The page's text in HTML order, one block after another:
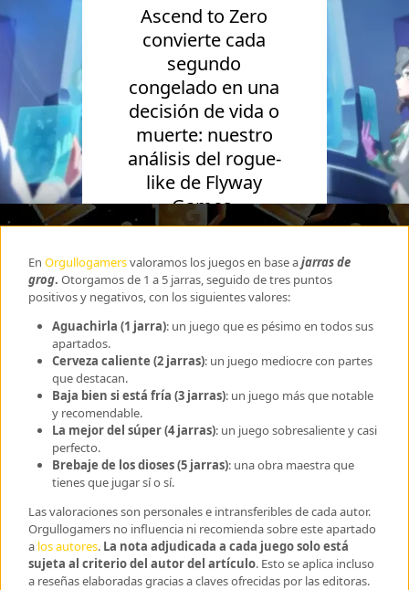
Ascend to Zero
convierte cada
segundo
congelado en una
decisión de vida o
muerte: nuestro
análisis del rogue-
like de Flyway
Games.
En Orgullogamersvaloramos los juegos en base ajarras de
grog. Otorgamos de 1 a 5 jarras, seguido de tres puntos
positivos y negativos, con los siguientes valores:
Aguachirla (1 jarra): un juego que es pésimo en todos sus
apartados.
Cerveza caliente (2 jarras): un juego mediocre con partes
que destacan.
Baja bien si está fría (3 jarras): un juego más que notable
y recomendable.
La mejor del súper (4 jarras): un juego sobresaliente y casi
perfecto.
Brebaje de los dioses (5 jarras): una obra maestra que
tienes que jugar sí o sí.
Las valoraciones son personales e intransferibles de cada autor.
Orgullogamers no influencia ni recomienda sobre este apartado
a los autores. La nota adjudicada a cada juego solo está
sujeta al criterio del autor del artículo. Esto se aplica incluso
a reseñas elaboradas gracias a claves ofrecidas por las editoras.